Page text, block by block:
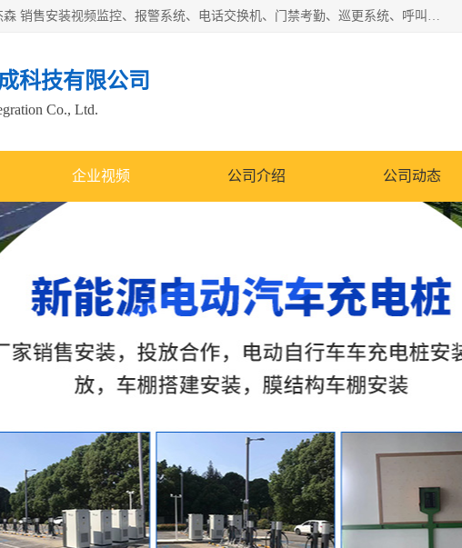
苏州迈凯隆系统集成科技有限公司电话: 联系人:马杰森 销售安装视频监控、报警系统、电话交换机、门禁考勤、巡更系统、呼叫对讲系统、停车场道闸、智能家居、广播系统、综合布线、办公设备、电子商务软件、网络工程、酒店门锁系列 系统集成、VOD视频点播、LED显示屏、节能产品、USP电源、收银机等弱电及智能化项目。
科技有限公司
Co., Ltd.
企业视频 公司介绍 公司动态